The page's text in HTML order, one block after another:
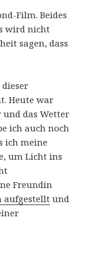
Film. Beides
wird nicht
sagen, dass
Heute war
und das Wetter
ich auch noch
ich meine
um Licht ins
Freundin
aufgestellt und